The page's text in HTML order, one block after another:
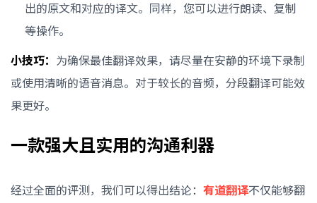
出的原文和对应的译文。同样，您可以进行朗读、复制
等操作。
小技巧： 为确保最佳翻译效果，请尽量在安静的环境下录制
或使用清晰的语音消息。对于较长的音频，分段翻译可能效
果更好。
一款强大且实用的沟通利器
经过全面的评测，我们可以得出结论： 有道翻译不仅能够翻